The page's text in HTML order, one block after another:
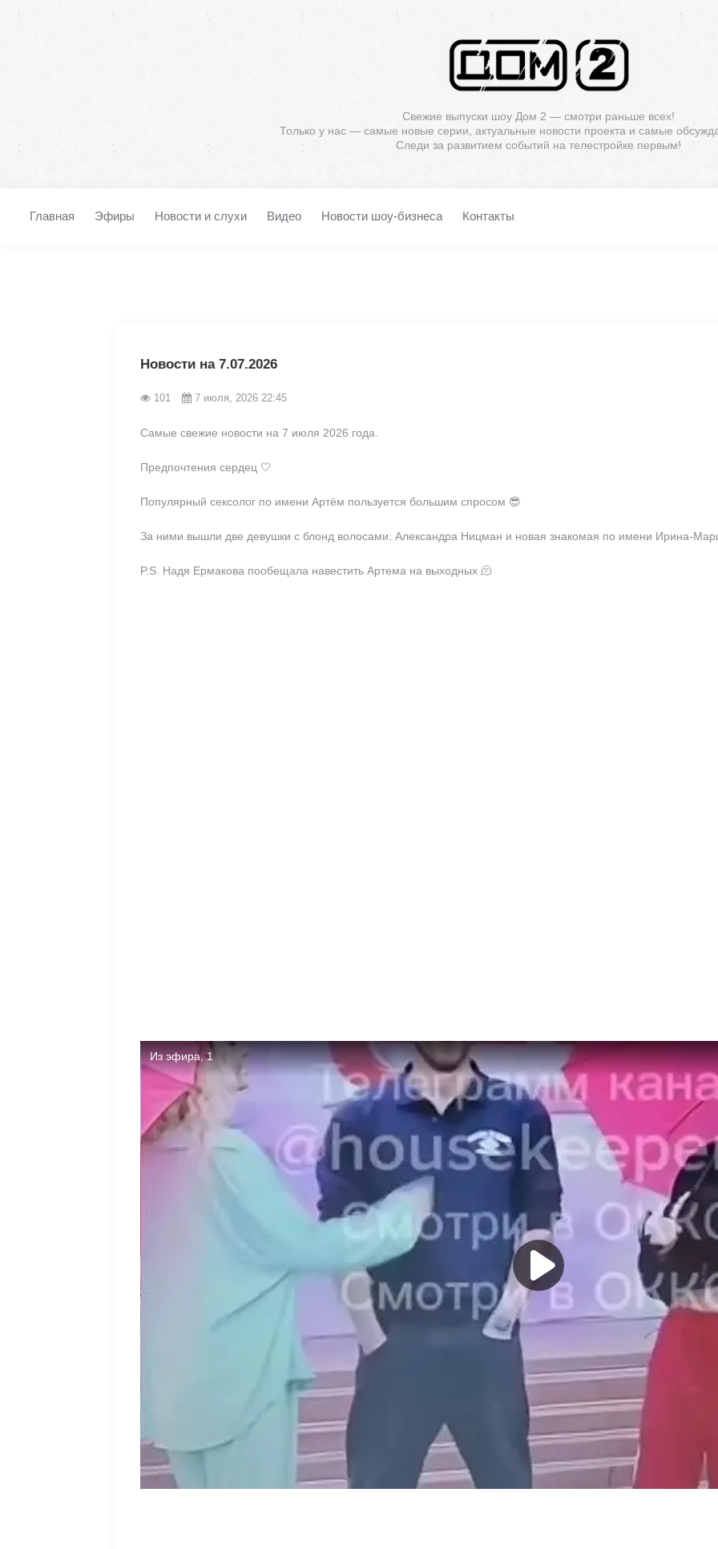
Свежие выпуски шоу Дом 2 — смотри раньше всех!
Только у нас — самые новые серии, актуальные новости проекта и самые
Следи за развитием событий на телестройке первым!
Главная Эфиры Новости и слухи Видео Новости шоу-бизнеса Контакты
Новости на 7.07.2026
101 7 июля, 2026 22:45
Самые свежие новости на 7 июля 2026 года.
Предпочтения сердец 🤍
Популярный сексолог по имени Артём пользуется большим спросом 😎
За ними вышли две девушки с блонд волосами: Александра Ницман и новая знакомая по имени Ирина-
P.S. Надя Ермакова пообещала навестить Артема на выходных 🫠
Влюбленная пара 💞
Иван и Алексей Адеев.
Ивана призналась, что она сильно влюбляется, когда мужчина «поднимает ее на эмоциональные
Галя считает, что Лёше скучно с Иваной, и поэтому часто приходит к ним в гости.